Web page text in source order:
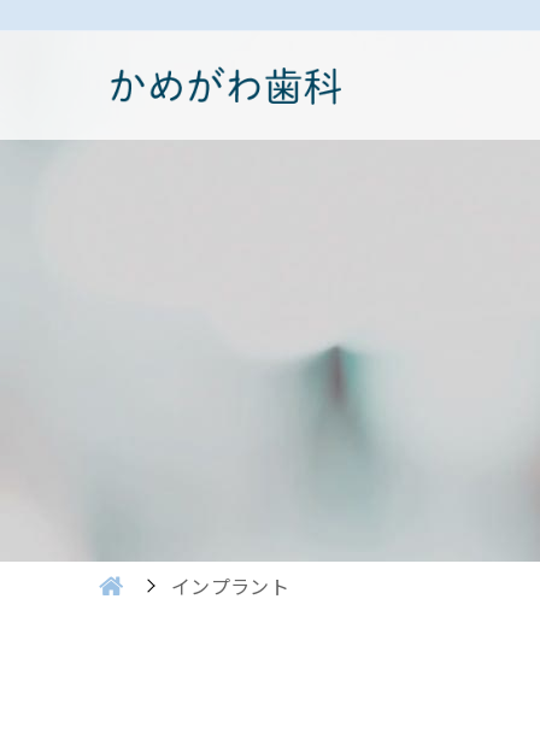
インプラント